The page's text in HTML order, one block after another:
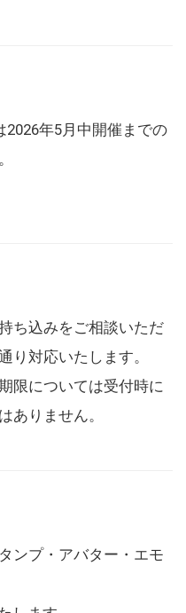
年5月中開催までの
ち込みをご相談いただ
り対応いたします。
限については受付時に
ありません。
ンプ・アバター・エモ